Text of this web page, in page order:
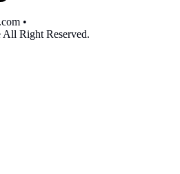
•
Right Reserved.